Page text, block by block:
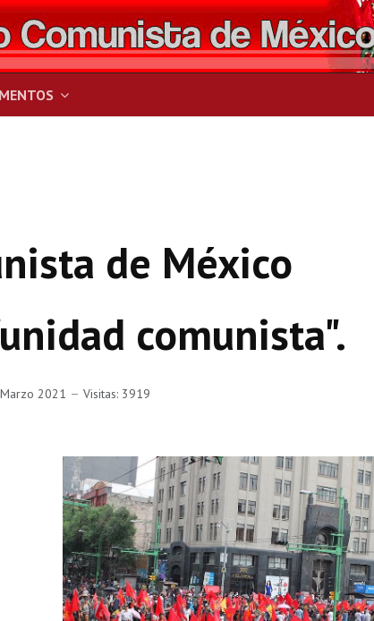
de México
comunista".
2021 Visitas: 3919